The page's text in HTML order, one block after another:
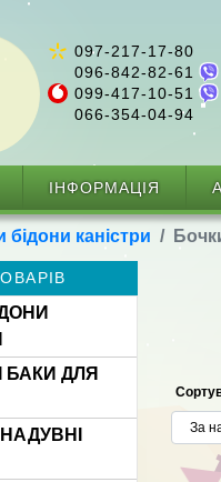
097-217-17-80
096-842-82-61
099-417-10-51
066-354-04-94
ІНФОРМАЦІЯ
бідони каністри
БАКИ ДЛЯ